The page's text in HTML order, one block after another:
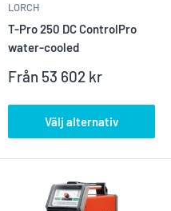
LORCH
T-Pro 250 DC ControlPro
water-cooled
Reapris
Från 53 602 kr
Välj alternativ